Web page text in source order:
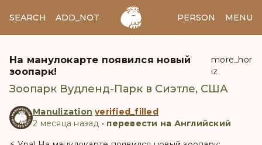
SEARCH ADD_NOTES ADD_IMAGE PERSON MENU
На манулокарте появился новый
зоопарк!
more_hor
iz
Зоопарк Вудленд-Парк в Сиэтле, США
Manulization verified_filled
2 месяца назад • перевести на Английский